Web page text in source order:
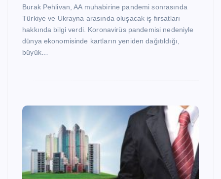
Burak Pehlivan, AA muhabirine pandemi sonrasında
Türkiye ve Ukrayna arasında oluşacak iş fırsatları
hakkında bilgi verdi. Koronavirüs pandemisi nedeniyle
dünya ekonomisinde kartların yeniden dağıtıldığı,
büyük…